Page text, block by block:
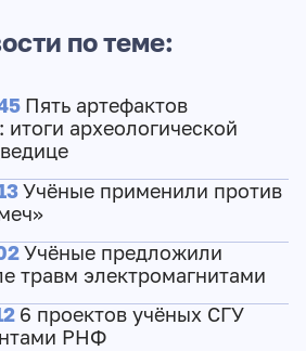
по теме:
Пять артефактов
итоги археологической
Учёные применили против
Учёные предложили
травм электромагнитами
6 проектов учёных СГУ
РНФ